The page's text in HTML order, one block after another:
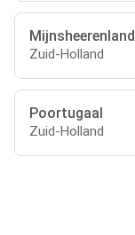
Mijnsheerenland
Zuid-Holland
Poortugaal
Zuid-Holland